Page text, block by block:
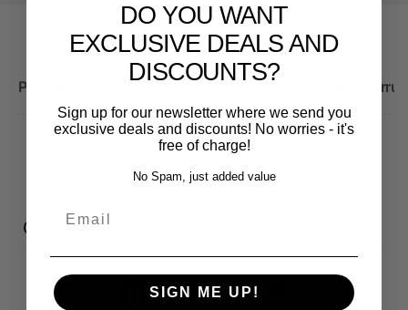
Produktbeschreibung Wichtige Hinweise zum
Customer reviews
/ 5
DO YOU WANT
EXCLUSIVE DEALS AND
DISCOUNTS?
Sign up for our newsletter where we send you
exclusive deals and discounts! No worries - it's
free of charge!
No Spam, just added value
SIGN ME UP!